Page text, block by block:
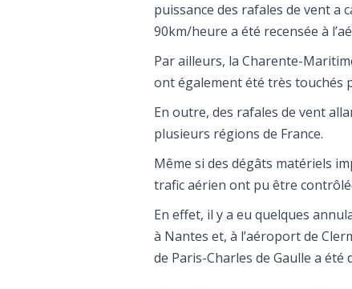
puissance des rafales de vent a
90km/heure a été recensée à
Par ailleurs, la Charente-
ont également été très touchés
En outre, des rafales de vent
plusieurs régions de France.
Même si des dégâts matériels
trafic aérien ont pu être
En effet, il y a eu quelques
à Nantes et, à l’aéroport de
de Paris-Charles de Gaulle a été